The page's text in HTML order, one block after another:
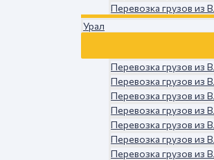
Перевозка грузов из
Урал
Перевозка грузов из
Перевозка грузов из
Перевозка грузов из
Перевозка грузов из
Перевозка грузов из
Перевозка грузов из
Перевозка грузов из